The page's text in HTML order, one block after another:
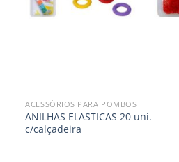
ACESSÓRIOS PARA POMBOS
ANILHAS ELASTICAS 20 uni.
c/calçadeira